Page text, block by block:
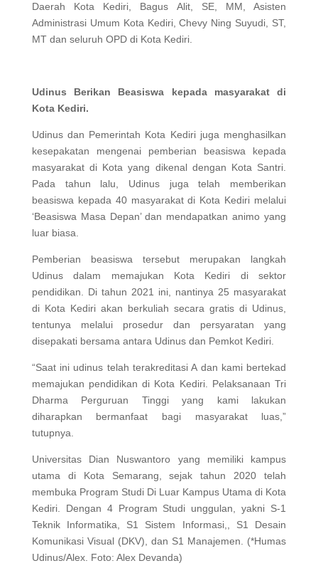
Daerah Kota Kediri, Bagus Alit, SE, MM, Asisten
Administrasi Umum Kota Kediri, Chevy Ning Suyudi, ST,
MT dan seluruh OPD di Kota Kediri.
Udinus Berikan Beasiswa kepada masyarakat di
Kota Kediri.
Udinus dan Pemerintah Kota Kediri juga menghasilkan
kesepakatan mengenai pemberian beasiswa kepada
masyarakat di Kota yang dikenal dengan Kota Santri.
Pada tahun lalu, Udinus juga telah memberikan
beasiswa kepada 40 masyarakat di Kota Kediri melalui
‘Beasiswa Masa Depan’ dan mendapatkan animo yang
luar biasa.
Pemberian beasiswa tersebut merupakan langkah
Udinus dalam memajukan Kota Kediri di sektor
pendidikan. Di tahun 2021 ini, nantinya 25 masyarakat
di Kota Kediri akan berkuliah secara gratis di Udinus,
tentunya melalui prosedur dan persyaratan yang
disepakati bersama antara Udinus dan Pemkot Kediri.
“Saat ini udinus telah terakreditasi A dan kami bertekad
memajukan pendidikan di Kota Kediri. Pelaksanaan Tri
Dharma Perguruan Tinggi yang kami lakukan
diharapkan bermanfaat bagi masyarakat luas,”
tutupnya.
Universitas Dian Nuswantoro yang memiliki kampus
utama di Kota Semarang, sejak tahun 2020 telah
membuka Program Studi Di Luar Kampus Utama di Kota
Kediri. Dengan 4 Program Studi unggulan, yakni S-1
Teknik Informatika, S1 Sistem Informasi,, S1 Desain
Komunikasi Visual (DKV), dan S1 Manajemen. (*Humas
Udinus/Alex. Foto: Alex Devanda)